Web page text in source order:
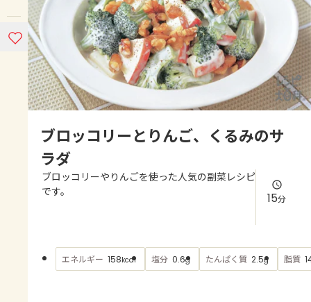
ホーム
コンテンツ
レシピ
よくあるお問い合わせ
きゅうり なす トマト
とうもろこし
ピーマン
みょうが ゴーヤ
ブロッコリーとりんご、くるみのサ
ラダ
ブロッコリーやりんごを使った人気の副菜レシピ
です。
15分
エネルギー 158kcal 塩分 0.6g たんぱく質 2.5g 脂質